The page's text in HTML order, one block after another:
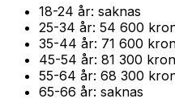
18-24 år: saknas
25-34 år: 54 600
35-44 år: 71 600
45-54 år: 81 300
55-64 år: 68 300
65-66 år: saknas